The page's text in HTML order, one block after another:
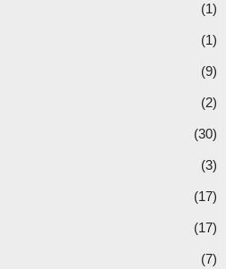
(1)
(1)
(9)
(2)
(30)
(3)
(17)
(17)
(7)